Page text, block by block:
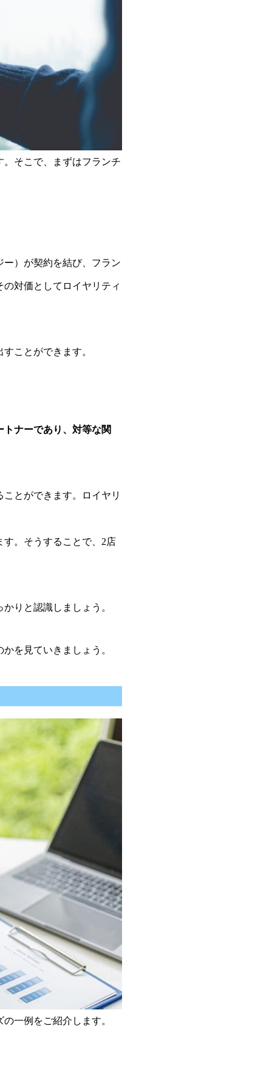
そこで、まずはフランチ
）が契約を結び、フラン
対価としてロイヤリティ
ことができます。
ナーであり、対等な関
とができます。ロイヤリ
。そうすることで、2店
りと認識しましょう。
を見ていきましょう。
一例をご紹介します。